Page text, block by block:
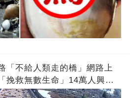
「不給人類走的橋」網路上
挽救無數生命」14萬人興奮